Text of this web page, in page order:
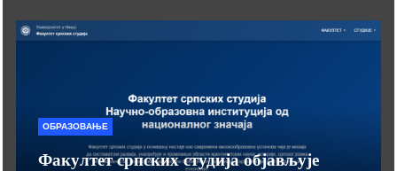
ОБРАЗОВАЊЕ
Факултет српских студија објављује